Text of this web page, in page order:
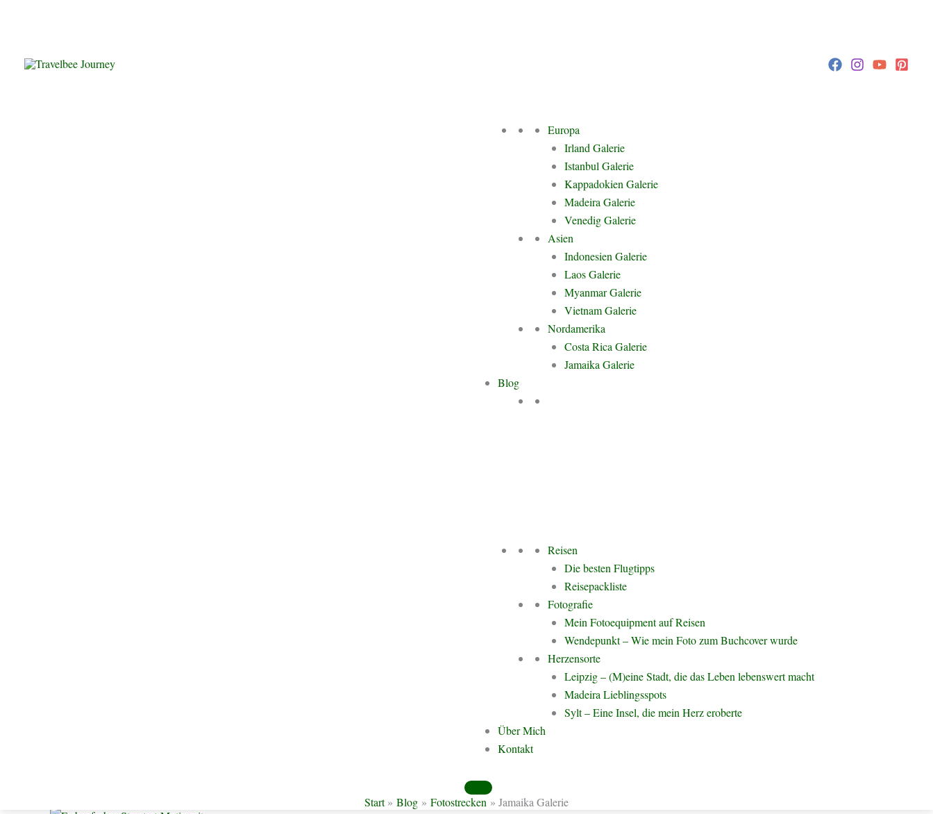
Europa
Irland Galerie
Istanbul Galerie
Kappadokien Galerie
Madeira Galerie
Venedig Galerie
Asien
Indonesien Galerie
Laos Galerie
Myanmar Galerie
Vietnam Galerie
Nordamerika
Costa Rica Galerie
Jamaika Galerie
Blog
Reisen
Die besten Flugtipps
Reisepackliste
Fotografie
Mein Fotoequipment auf Reisen
Wendepunkt – Wie mein Foto zum Buchcover wurde
Herzensorte
Leipzig – (M)eine Stadt, die das Leben lebenswert macht
Madeira Lieblingsspots
Sylt – Eine Insel, die mein Herz eroberte
Über Mich
Kontakt
Start Blog Fotostrecken Jamaika Galerie